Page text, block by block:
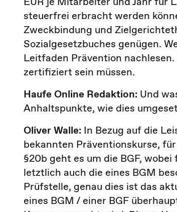
steuerfrei erbracht werden
Zweckbindung und
Sozialgesetzbuches genügen.
Leitfaden Prävention
zertifiziert sein müssen.
Haufe Online Redaktion: Und
Anhaltspunkte, wie dies
Oliver Walle: In Bezug auf die
bekannten Präventionskurse,
§20b geht es um die BGF,
letztlich auch die eines BGM
Prüfstelle, genau dies ist das
eines BGM / einer BGF